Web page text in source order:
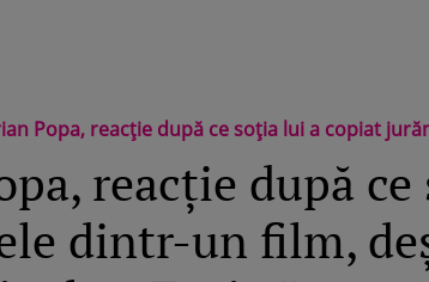
Popa, reacție după ce soția lui a copiat
reacție după
dintr-un film,